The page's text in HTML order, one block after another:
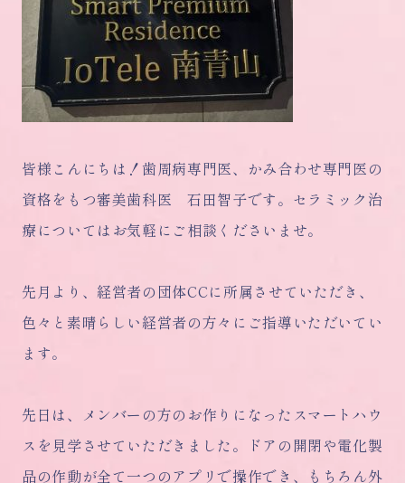
皆様こんにちは！歯周病専門医、かみ合わせ専門医の
資格をもつ審美歯科医 石田智子です。セラミック治
療についてはお気軽にご相談くださいませ。
先月より、経営者の団体CCに所属させていただき、
色々と素晴らしい経営者の方々にご指導いただいてい
ます。
先日は、メンバーの方のお作りになったスマートハウ
スを見学させていただきました。ドアの開閉や電化製
品の作動が全て一つのアプリで操作でき、もちろん外